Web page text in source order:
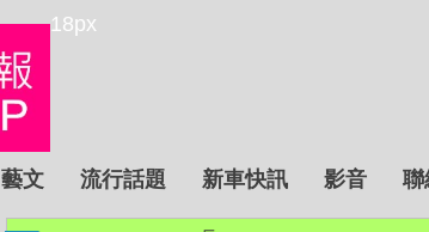
18px
藝文 流行話題 新車快訊 影音 聯